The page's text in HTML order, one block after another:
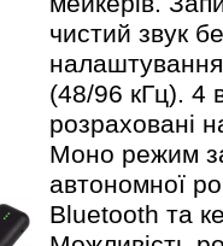
чистий звук
(48/96 кГц). 4
розраховані
Моно режим
автономної
Bluetooth та